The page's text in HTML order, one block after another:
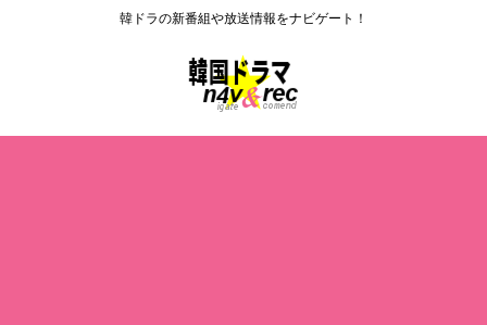
韓ドラの新番組や放送情報をナビゲート！